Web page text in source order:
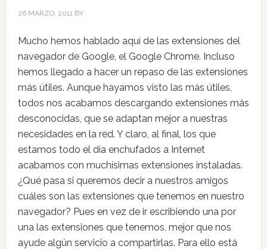
26 MARZO, 2011BY
Mucho hemos hablado aquí de las extensiones del
navegador de Google, el Google Chrome. Incluso
hemos llegado a hacer un repaso de las extensiones
más útiles. Aunque hayamos visto las más útiles,
todos nos acabamos descargando extensiones más
desconocidas, que se adaptan mejor a nuestras
necesidades en la red. Y claro, al final, los que
estamos todo el día enchufados a Internet
acabamos con muchísimas extensiones instaladas.
¿Qué pasa si queremos decir a nuestros amigos
cuáles son las extensiones que tenemos en nuestro
navegador? Pues en vez de ir escribiendo una por
una las extensiones que tenemos, mejor que nos
ayude algún servicio a compartirlas. Para ello está